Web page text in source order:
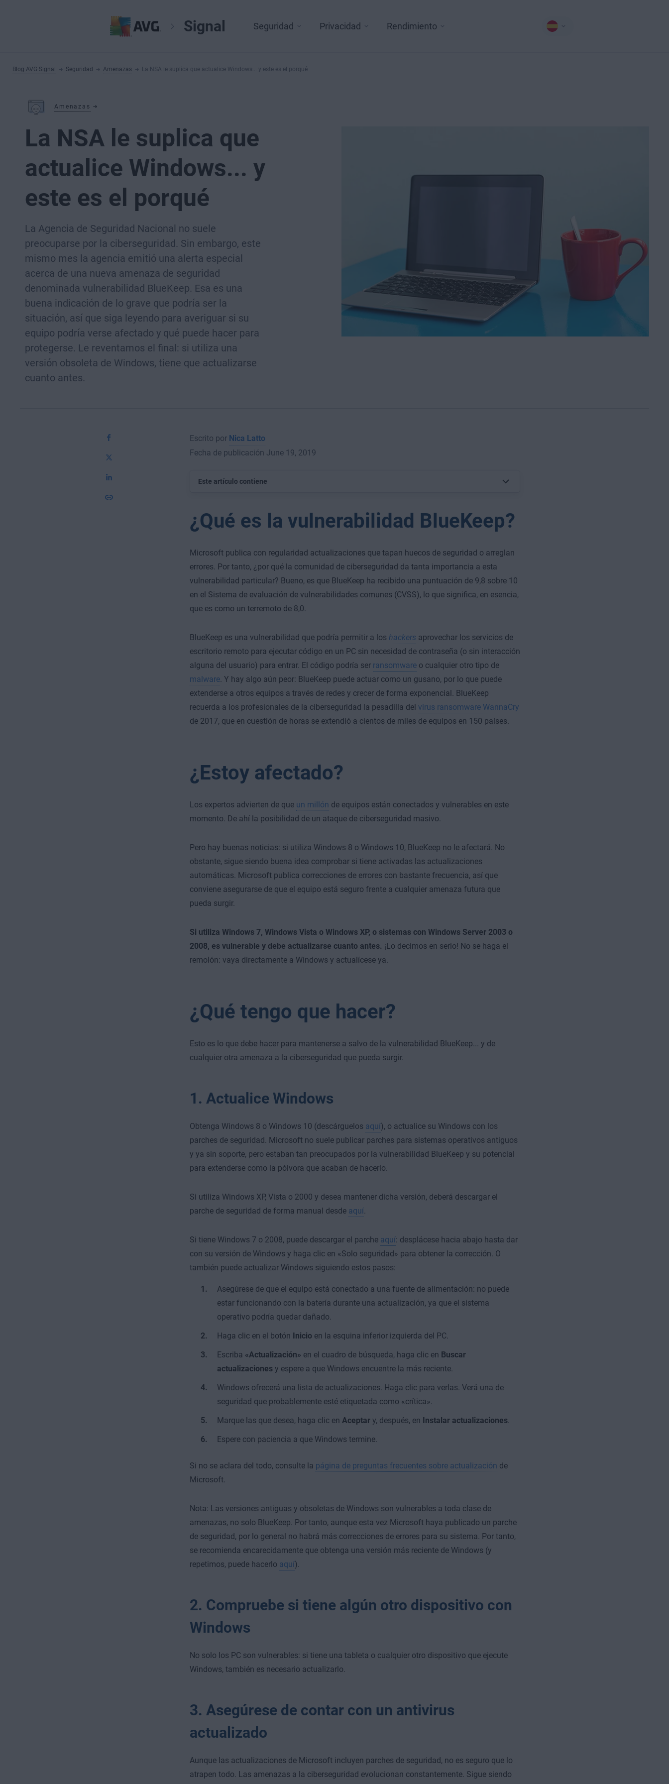
Signal Seguridad Privacidad Rendimiento
Blog AVG Signal Seguridad Amenazas La NSA le suplica que actualice Windows... y este es el porqué
Amenazas
La NSA le suplica que
actualice Windows... y
este es el porqué
La Agencia de Seguridad Nacional no suele
preocuparse por la ciberseguridad. Sin embargo, este
mismo mes la agencia emitió una alerta especial
acerca de una nueva amenaza de seguridad
denominada vulnerabilidad BlueKeep. Esa es una
buena indicación de lo grave que podría ser la
situación, así que siga leyendo para averiguar si su
equipo podría verse afectado y qué puede hacer para
protegerse. Le reventamos el final: si utiliza una
versión obsoleta de Windows, tiene que actualizarse
cuanto antes.
Escrito por Nica Latto
Fecha de publicación June 19, 2019
Este artículo contiene
¿Qué es la vulnerabilidad BlueKeep?
Microsoft publica con regularidad actualizaciones que tapan huecos de seguridad o arreglan
errores. Por tanto, ¿por qué la comunidad de ciberseguridad da tanta importancia a esta
vulnerabilidad particular? Bueno, es que BlueKeep ha recibido una puntuación de 9,8 sobre 10
en el Sistema de evaluación de vulnerabilidades comunes (CVSS), lo que significa, en esencia,
que es como un terremoto de 8,0.
BlueKeep es una vulnerabilidad que podría permitir a los hackers aprovechar los servicios de
escritorio remoto para ejecutar código en un PC sin necesidad de contraseña (o sin interacción
alguna del usuario) para entrar. El código podría ser ransomwareo cualquier otro tipo de
malware. Y hay algo aún peor: BlueKeep puede actuar como un gusano, por lo que puede
extenderse a otros equipos a través de redes y crecer de forma exponencial. BlueKeep
recuerda a los profesionales de la ciberseguridad la pesadilla del virus ransomware WannaCry
de 2017, que en cuestión de horas se extendió a cientos de miles de equipos en 150 países.
¿Estoy afectado?
Los expertos advierten de que un millón de equipos están conectados y vulnerables en este
momento. De ahí la posibilidad de un ataque de ciberseguridad masivo.
Pero hay buenas noticias: si utiliza Windows 8 o Windows 10, BlueKeep no le afectará. No
obstante, sigue siendo buena idea comprobar si tiene activadas las actualizaciones
automáticas. Microsoft publica correcciones de errores con bastante frecuencia, así que
conviene asegurarse de que el equipo está seguro frente a cualquier amenaza futura que
pueda surgir.
Si utiliza Windows 7, Windows Vista o Windows XP, o sistemas con Windows Server 2003 o
2008, es vulnerable y debe actualizarse cuanto antes. ¡Lo decimos en serio! No se haga el
remolón: vaya directamente a Windows y actualícese ya.
¿Qué tengo que hacer?
Esto es lo que debe hacer para mantenerse a salvo de la vulnerabilidad BlueKeep... y de
cualquier otra amenaza a la ciberseguridad que pueda surgir.
1. Actualice Windows
Obtenga Windows 8 o Windows 10 (descárguelos aquí), o actualice su Windows con los
parches de seguridad. Microsoft no suele publicar parches para sistemas operativos antiguos
y ya sin soporte, pero estaban tan preocupados por la vulnerabilidad BlueKeep y su potencial
para extenderse como la pólvora que acaban de hacerlo.
Si utiliza Windows XP, Vista o 2000 y desea mantener dicha versión, deberá descargar el
parche de seguridad de forma manual desde aquí.
Si tiene Windows 7 o 2008, puede descargar el parche aquí: desplácese hacia abajo hasta dar
con su versión de Windows y haga clic en «Solo seguridad» para obtener la corrección. O
también puede actualizar Windows siguiendo estos pasos:
Asegúrese de que el equipo está conectado a una fuente de alimentación: no puede
estar funcionando con la batería durante una actualización, ya que el sistema
operativo podría quedar dañado.
Haga clic en el botón Inicioen la esquina inferior izquierda del PC.
Escriba «Actualización» en el cuadro de búsqueda, haga clic en Buscar
actualizacionesy espere a que Windows encuentre la más reciente.
Windows ofrecerá una lista de actualizaciones. Haga clic para verlas. Verá una de
seguridad que probablemente esté etiquetada como «crítica».
Marque las que desea, haga clic en Aceptary, después, en Instalar actualizaciones.
Espere con paciencia a que Windows termine.
Si no se aclara del todo, consulte la página de preguntas frecuentes sobre actualización de
Microsoft.
Nota: Las versiones antiguas y obsoletas de Windows son vulnerables a toda clase de
amenazas, no solo BlueKeep. Por tanto, aunque esta vez Microsoft haya publicado un parche
de seguridad, por lo general no habrá más correcciones de errores para su sistema. Por tanto,
se recomienda encarecidamente que obtenga una versión más reciente de Windows (y
repetimos, puede hacerlo aquí).
2. Compruebe si tiene algún otro dispositivo con
Windows
No solo los PC son vulnerables: si tiene una tableta o cualquier otro dispositivo que ejecute
Windows, también es necesario actualizarlo.
3. Asegúrese de contar con un antivirus
actualizado
Aunque las actualizaciones de Microsoft incluyen parches de seguridad, no es seguro que lo
atrapen todo. Las amenazas a la ciberseguridad evolucionan constantemente. Sigue siendo